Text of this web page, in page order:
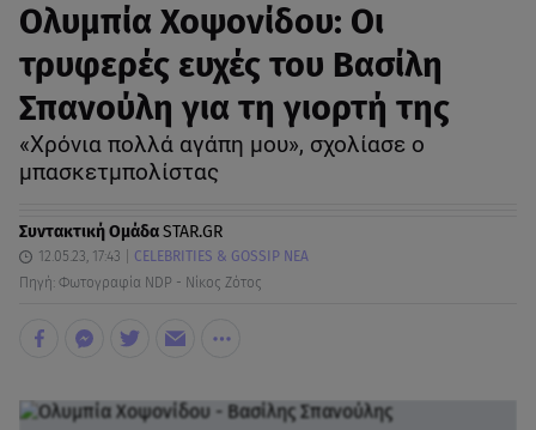
Ολυμπία Χοψονίδου: Οι
τρυφερές ευχές του Βασίλη
Σπανούλη για τη γιορτή της
«Χρόνια πολλά αγάπη μου», σχολίασε ο
μπασκετμπολίστας
Συντακτική ΟμάδαSTAR.GR
12.05.23, 17:43
CELEBRITIES & GOSSIP ΝΕΑ
Πηγή: Φωτογραφία NDP - Νίκος Ζότος